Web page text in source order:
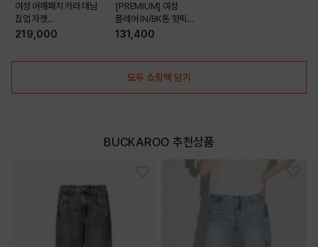
여성 어깨패치 카라 데님
집업 자켓
(B265DJ500P)
219,000
[PREMIUM] 여성
플레어 IN/BK톤 핫픽스
데님 팬츠
131,400
모두 쇼핑백 담기
BUCKAROO 추천상품